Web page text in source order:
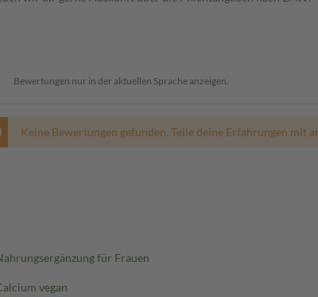
Bewertungen nur in der aktuellen Sprache anzeigen.
Keine Bewertungen gefunden. Teile deine Erfahrungen mit
für Frauen
vegan